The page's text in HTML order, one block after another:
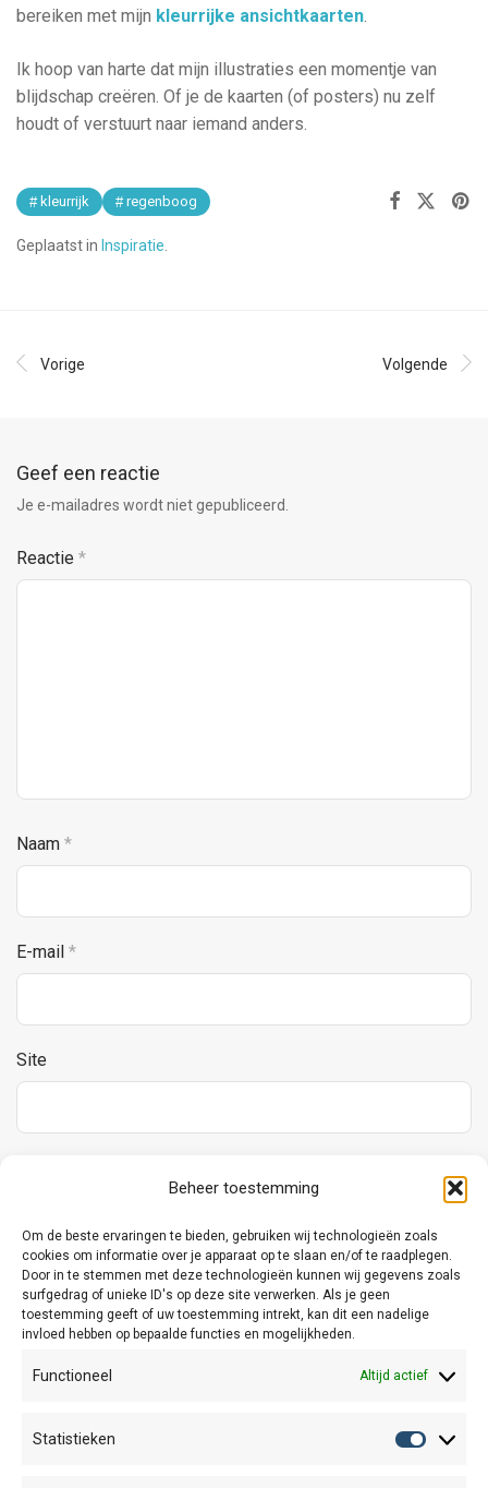
Beheer toestemming
Om de beste ervaringen te bieden, gebruiken wij technologieën zoals
cookies om informatie over je apparaat op te slaan en/of te raadplegen.
Door in te stemmen met deze technologieën kunnen wij gegevens zoals
surfgedrag of unieke ID's op deze site verwerken. Als je geen
toestemming geeft of uw toestemming intrekt, kan dit een nadelige
invloed hebben op bepaalde functies en mogelijkheden.
Functioneel Altijd actief
Statistieken
bereiken met mijn kleurrijke ansichtkaarten
Ik hoop van harte dat mijn illustraties een momentje van
blijdschap creëren. Of je de kaarten (of posters) nu zelf
houdt of verstuurt naar iemand anders.
kleurrijk regenboog
Geplaatst in Inspiratie
Vorige Volgende
Geef een reactie
Je e-mailadres wordt niet gepubliceerd.
Reactie *
Naam *
E-mail *
Site
Mijn naam, e-mail en site opslaan in deze browser voor de
volgende keer wanneer ik een reactie plaats.